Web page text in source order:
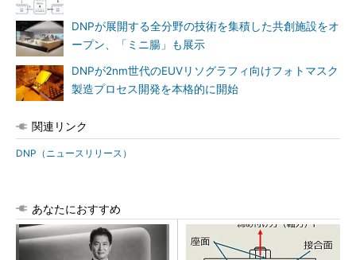
DNPが展開する全分野の技術を集積した共創施設をオ
ープン、「ミニ腸」も展示
DNPが2nm世代のEUVリソグラフィ向けフォトマスク
製造プロセス開発を本格的に開始
関連リンク
DNP（ニュースリリース）
あなたにおすすめ